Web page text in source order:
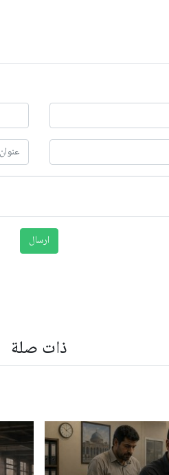
ذات صلة